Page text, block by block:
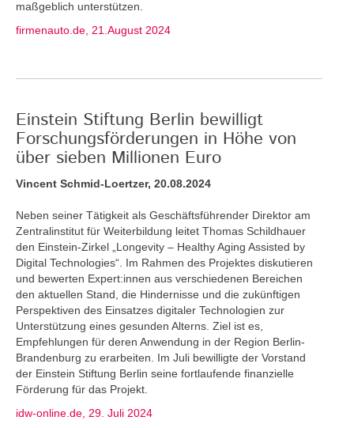
maßgeblich unterstützen.
firmenauto.de, 21.August 2024
Einstein Stiftung Berlin bewilligt
Forschungsförderungen in Höhe von
über sieben Millionen Euro
Vincent Schmid-Loertzer, 20.08.2024
Neben seiner Tätigkeit als Geschäftsführender Direktor am
Zentralinstitut für Weiterbildung leitet Thomas Schildhauer
den Einstein-Zirkel „Longevity – Healthy Aging Assisted by
Digital Technologies“. Im Rahmen des Projektes diskutieren
und bewerten Expert:innen aus verschiedenen Bereichen
den aktuellen Stand, die Hindernisse und die zukünftigen
Perspektiven des Einsatzes digitaler Technologien zur
Unterstützung eines gesunden Alterns. Ziel ist es,
Empfehlungen für deren Anwendung in der Region Berlin-
Brandenburg zu erarbeiten. Im Juli bewilligte der Vorstand
der Einstein Stiftung Berlin seine fortlaufende finanzielle
Förderung für das Projekt.
idw-online.de, 29. Juli 2024